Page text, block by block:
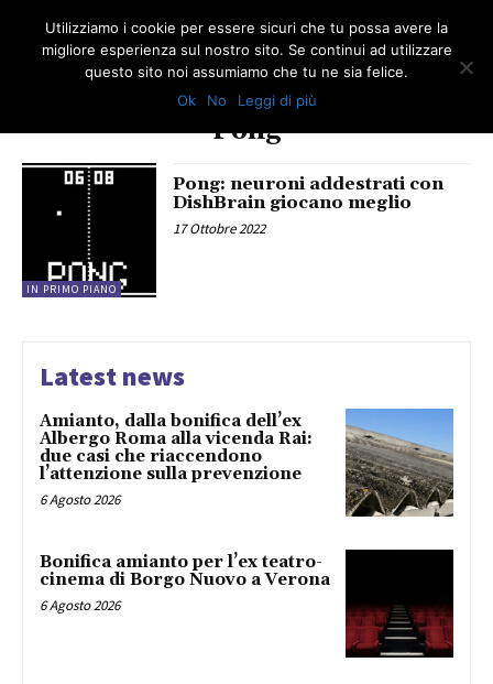
Pong
IN PRIMO PIANO
Pong: neuroni addestrati con
DishBrain giocano meglio
17 Ottobre 2022
Latest news
Amianto, dalla bonifica dell’ex
Albergo Roma alla vicenda Rai:
due casi che riaccendono
l’attenzione sulla prevenzione
6 Agosto 2026
Bonifica amianto per l’ex teatro-
cinema di Borgo Nuovo a Verona
6 Agosto 2026
Utilizziamo i cookie per essere sicuri che tu possa avere la
migliore esperienza sul nostro sito. Se continui ad utilizzare
questo sito noi assumiamo che tu ne sia felice.
Ok
No Leggi di più